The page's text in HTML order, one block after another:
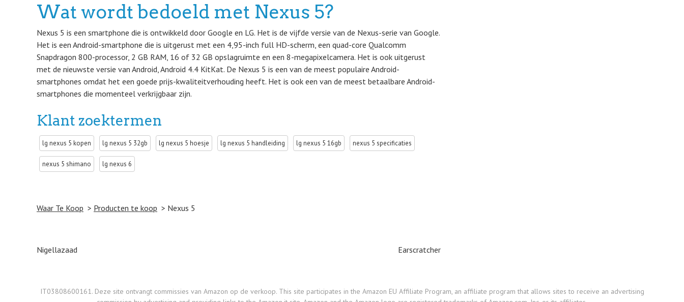
Wat wordt bedoeld met Nexus 5?
Nexus 5 is een smartphone die is ontwikkeld door Google en LG. Het is de vijfde versie van de Nexus-serie van Google.
Het is een Android-smartphone die is uitgerust met een 4,95-inch full HD-scherm, een quad-core Qualcomm
Snapdragon 800-processor, 2 GB RAM, 16 of 32 GB opslagruimte en een 8-megapixelcamera. Het is ook uitgerust
met de nieuwste versie van Android, Android 4.4 KitKat. De Nexus 5 is een van de meest populaire Android-
smartphones omdat het een goede prijs-kwaliteitverhouding heeft. Het is ook een van de meest betaalbare Android-
smartphones die momenteel verkrijgbaar zijn.
Klant zoektermen
lg nexus 5 kopen lg nexus 5 32gb lg nexus 5 hoesje lg nexus 5 handleiding lg nexus 5 16gb nexus 5 specificaties
nexus 5 shimano lg nexus 6
Waar Te Koop Producten te koop Nexus 5
Post navigation
Nigellazaad Earscratcher
IT03808600161. Deze site ontvangt commissies van Amazon op de verkoop. This site participates in the Amazon EU Affiliate Program, an affiliate program that allows sites to receive an advertising